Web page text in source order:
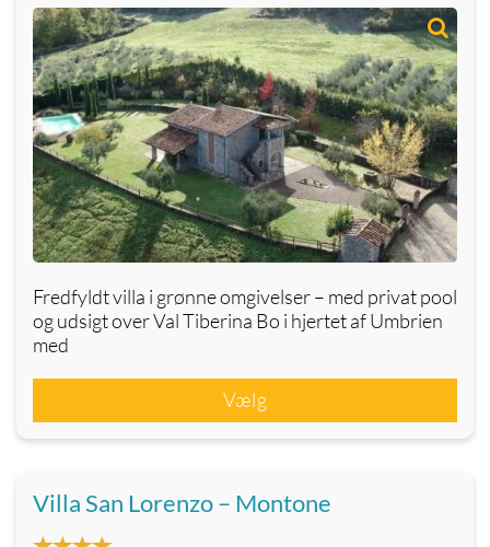
Fredfyldt villa i grønne omgivelser – med privat pool
og udsigt over Val Tiberina Bo i hjertet af Umbrien
med
Vælg
Villa San Lorenzo – Montone